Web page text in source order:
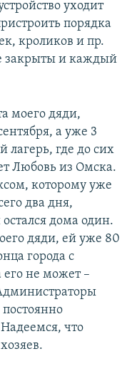
уходит
порядка
кроликов и пр.
закрыты и каждый
моего дяди,
а уже 3
лагерь, где до сих
Любовь из Омска.
которому уже
два дня,
дома один.
дяди, ей уже 80
города с
его не может –
что